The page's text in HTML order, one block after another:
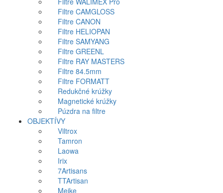
Filtre CAMGLOSS
Filtre CANON
Filtre HELIOPAN
Filtre SAMYANG
Filtre GREENL
Filtre RAY MASTERS
Filtre 84.5mm
Filtre FORMATT
Redukčné krúžky
Magnetické krúžky
Púzdra na filtre
OBJEKTÍVY
Viltrox
Tamron
Laowa
Irix
7Artisans
TTArtisan
Meike